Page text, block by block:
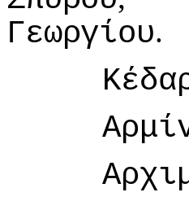
Γεωργίoυ.